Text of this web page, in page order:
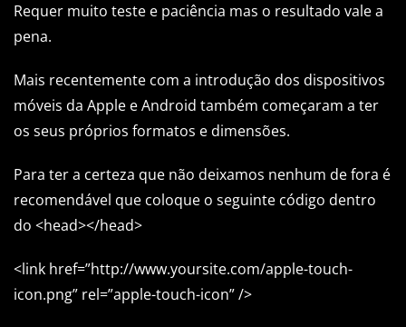
Requer muito teste e paciência mas o resultado vale a
pena.
Mais recentemente com a introdução dos dispositivos
móveis da Apple e Android também começaram a ter
os seus próprios formatos e dimensões.
Para ter a certeza que não deixamos nenhum de fora é
recomendável que coloque o seguinte código dentro
do <head></head>
<link href=”http://www.yoursite.com/apple-touch-
icon.png” rel=”apple-touch-icon” />